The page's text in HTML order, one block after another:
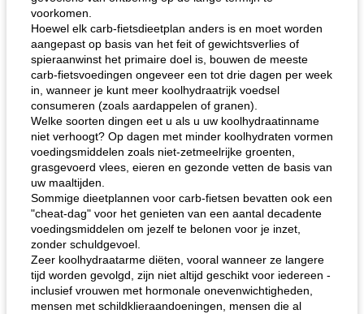
voorkomen.
Hoewel elk carb-fietsdieetplan anders is en moet worden
aangepast op basis van het feit of gewichtsverlies of
spieraanwinst het primaire doel is, bouwen de meeste
carb-fietsvoedingen ongeveer een tot drie dagen per week
in, wanneer je kunt meer koolhydraatrijk voedsel
consumeren (zoals aardappelen of granen).
Welke soorten dingen eet u als u uw koolhydraatinname
niet verhoogt? Op dagen met minder koolhydraten vormen
voedingsmiddelen zoals niet-zetmeelrijke groenten,
grasgevoerd vlees, eieren en gezonde vetten de basis van
uw maaltijden.
Sommige dieetplannen voor carb-fietsen bevatten ook een
"cheat-dag" voor het genieten van een aantal decadente
voedingsmiddelen om jezelf te belonen voor je inzet,
zonder schuldgevoel.
Zeer koolhydraatarme diëten, vooral wanneer ze langere
tijd worden gevolgd, zijn niet altijd geschikt voor iedereen -
inclusief vrouwen met hormonale onevenwichtigheden,
mensen met schildklieraandoeningen, mensen die al